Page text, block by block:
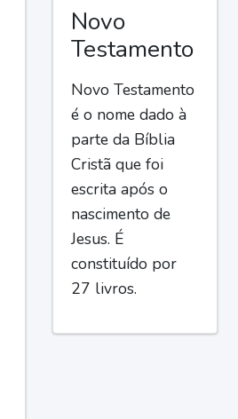
Novo
Testamento
Novo Testamento
é o nome dado à
parte da Bíblia
Cristã que foi
escrita após o
nascimento de
Jesus. É
constituído por
27 livros.